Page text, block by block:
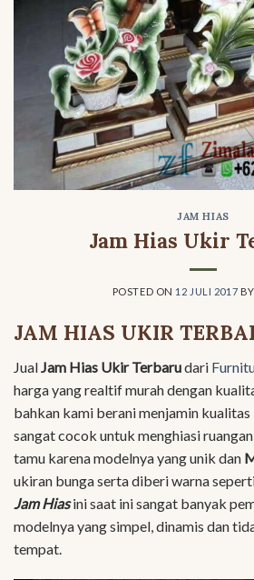
JAM HIAS
Jam Hias Ukir
POSTED ON 12 JULI 2017
JAM HIAS UKIR
JualJam Hias Ukir Terbarudari
harga yang realtif murah dengan
bahkan kami berani menjamin kualitas
sangat cocok untuk menghiasi
tamu karena modelnya yang unik dan
ukiran bunga serta diberi warna
Jam Hias ini saat ini sangat banyak
modelnya yang simpel, dinamis dan
tempat.